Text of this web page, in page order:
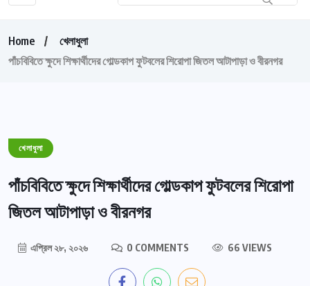
Home
খেলাধুলা
পাঁচবিবিতে ক্ষুদে শিক্ষার্থীদের গোল্ডকাপ ফুটবলের শিরোপা জিতল আটাপাড়া ও বীরনগর
খেলাধুলা
পাঁচবিবিতে ক্ষুদে শিক্ষার্থীদের গোল্ডকাপ ফুটবলের শিরোপা
জিতল আটাপাড়া ও বীরনগর
এপ্রিল ২৮, ২০২৬ 0 COMMENTS 66 VIEWS